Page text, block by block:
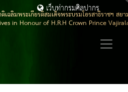
ฉลิมพระเกียรติสมเด็จพระบรมโอรสาธิราชฯ สย
in Honour of H.R.H Crown Prince
เว็บท่ากรมศิลปากร